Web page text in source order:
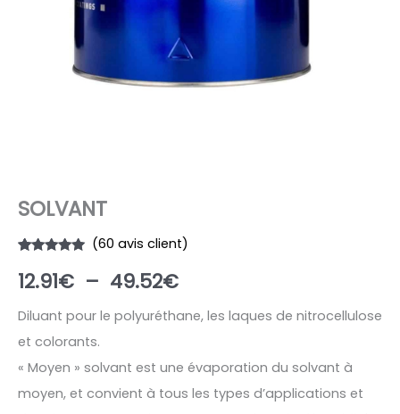
SOLVANT
sur 5
basé sur
client
(60 avis client)
12.91€ – 49.52€Plage
de
12.91€
Diluant pour le polyuréthane, les laques de nitrocellulose
et colorants.
« Moyen » solvant est une évaporation du solvant à
moyen, et convient à tous les types d’applications et